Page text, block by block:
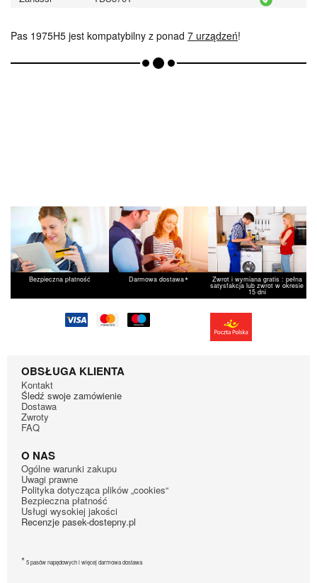
Pas 1975H5 jest kompatybilny z ponad 7 urządzeń!
Bezpieczna płatność Darmowa dostawa* Zwrot i wymiana gratis : pełna
satysfakcja lub zwrot w okresie
15 dni
OBSŁUGA KLIENTA
Kontakt
Śledź swoje zamówienie
Dostawa
Zwroty
FAQ
O NAS
Ogólne warunki zakupu
Uwagi prawne
Polityka dotycząca plików „cookies“
Bezpieczna płatność
Usługi wysokiej jakości
Recenzje pasek-dostepny.pl
*5 pasów napędowych i więcej darmowa dostawa